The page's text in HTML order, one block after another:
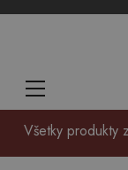
Všetky produkty